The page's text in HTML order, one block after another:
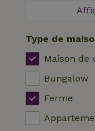
Zone
Machine à
Lave-
Meubles
Accès à
Type de
Maison de
Bungalow
Ferme